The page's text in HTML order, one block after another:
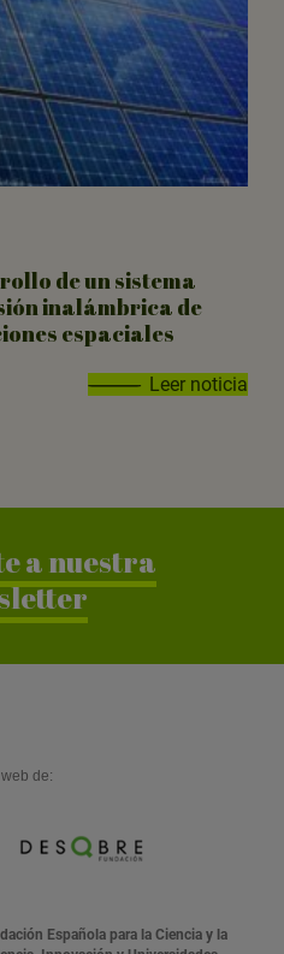
de un sistema
inalámbrica de
espaciales
Leer noticia
a nuestra
de:
Española para la Ciencia y la